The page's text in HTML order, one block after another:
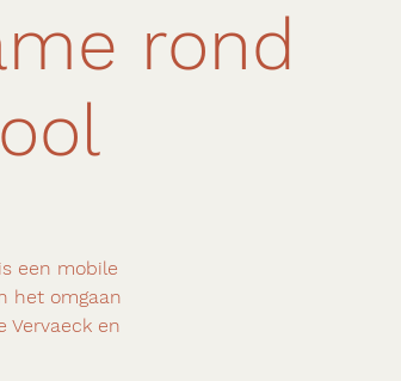
rond
een mobile
het omgaan
Vervaeck en